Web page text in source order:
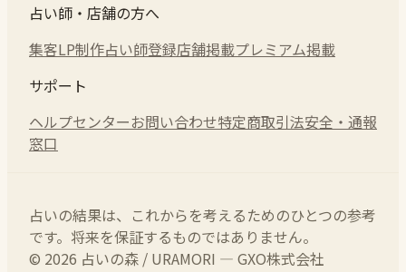
占い師・店舗の方へ
集客LP制作占い師登録店舗掲載プレミアム掲載
サポート
ヘルプセンターお問い合わせ特定商取引法安全・通報
窓口
占いの結果は、これからを考えるためのひとつの参考
です。将来を保証するものではありません。
© 2026 占いの森 / URAMORI — GXO株式会社